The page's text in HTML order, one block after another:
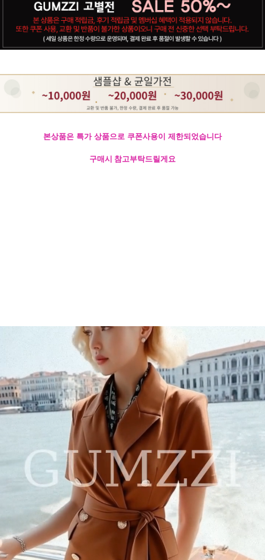
본상품은 특가 상품으로 쿠폰사용이 제한되었습니다
구매시 참고부탁드릴게요